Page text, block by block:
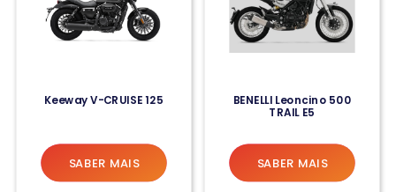
Keeway V-CRUISE 125
SABER MAIS
BENELLI Leoncino 500
TRAIL E5
SABER MAIS